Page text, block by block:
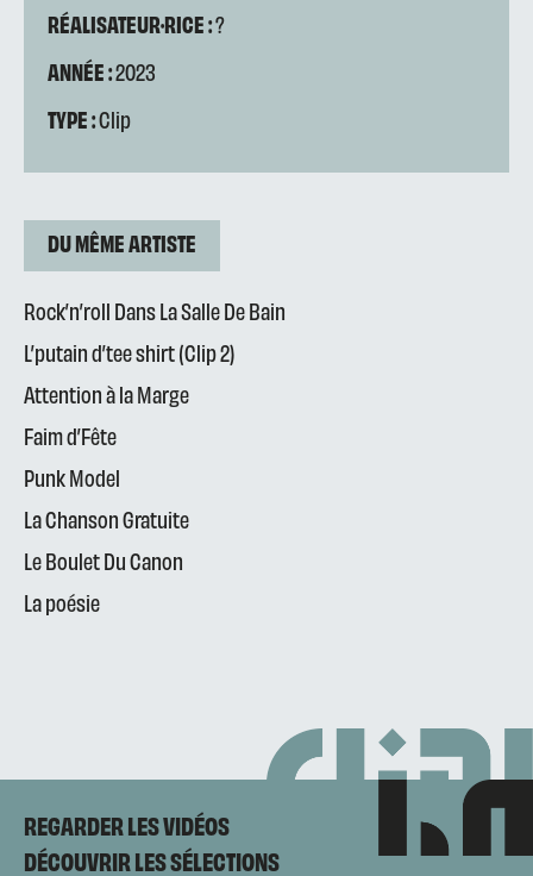
RÉALISATEUR·RICE :?
ANNÉE :2023
TYPE :Clip
DU MÊME ARTISTE
Rock’n’roll Dans La Salle De Bain
L’putain d’tee shirt (Clip 2)
Attention à la Marge
Faim d’Fête
Punk Model
La Chanson Gratuite
Le Boulet Du Canon
La poésie
REGARDER LES VIDÉOS
DÉCOUVRIR LES SÉLECTIONS